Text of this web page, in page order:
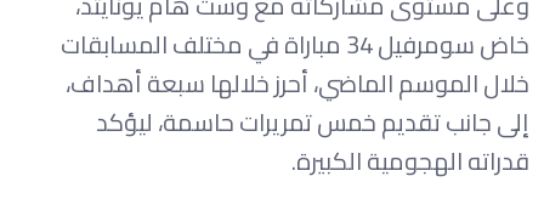
خاض سومرفيل 34 مباراة في مختلف المسابقات
خلال الموسم الماضي، أحرز خلالها سبعة أهداف،
إلى جانب تقديم خمس تمريرات حاسمة، ليؤكد
قدراته الهجومية الكبيرة.